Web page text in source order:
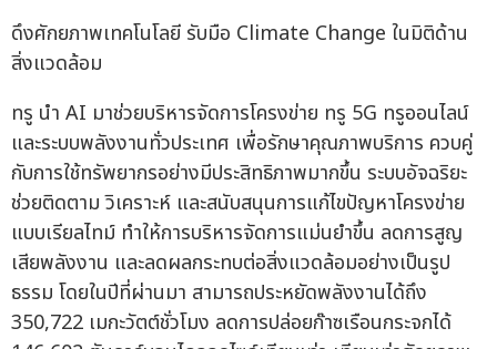
ดึงศักยภาพเทคโนโลยี รับมือ Climate Change ในมิติด้าน
สิ่งแวดล้อม
ทรู นำ AI มาช่วยบริหารจัดการโครงข่าย ทรู 5G ทรูออนไลน์
และระบบพลังงานทั่วประเทศ เพื่อรักษาคุณภาพบริการ ควบคู่
กับการใช้ทรัพยากรอย่างมีประสิทธิภาพมากขึ้น ระบบอัจฉริยะ
ช่วยติดตาม วิเคราะห์ และสนับสนุนการแก้ไขปัญหาโครงข่าย
แบบเรียลไทม์ ทำให้การบริหารจัดการแม่นยำขึ้น ลดการสูญ
เสียพลังงาน และลดผลกระทบต่อสิ่งแวดล้อมอย่างเป็นรูป
ธรรม โดยในปีที่ผ่านมา สามารถประหยัดพลังงานได้ถึง
350,722 เมกะวัตต์ชั่วโมง ลดการปล่อยก๊าซเรือนกระจกได้